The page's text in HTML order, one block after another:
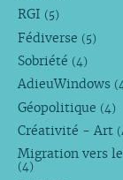
RGI (5)
Fédiverse (5)
Sobriété (4)
AdieuWindows
Géopolitique (4)
Créativité - Art
Migration vers
(4)